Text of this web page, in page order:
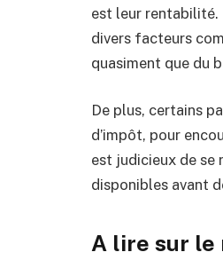
est leur rentabilité.
divers facteurs
quasiment que du
De plus, certains
d’impôt, pour
est judicieux de se
disponibles avant
A lire sur le